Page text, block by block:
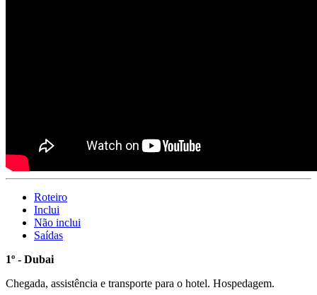
Roteiro
Inclui
Não inclui
Saídas
1º - Dubai
Chegada, assistência e transporte para o hotel. Hospedagem.